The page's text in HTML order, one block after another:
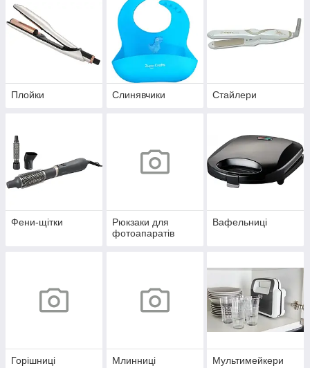
Плойки Слинявчики Стайлери
Фени-щітки
Рюкзаки для
фотоапаратів
Вафельниці
Горішниці Млинниці Мультимейкери